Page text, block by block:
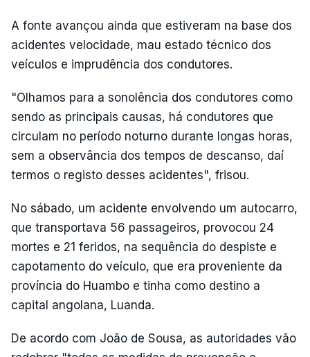
A fonte avançou ainda que estiveram na base dos
acidentes velocidade, mau estado técnico dos
veículos e imprudência dos condutores.
"Olhamos para a sonolência dos condutores como
sendo as principais causas, há condutores que
circulam no período noturno durante longas horas,
sem a observância dos tempos de descanso, daí
termos o registo desses acidentes", frisou.
No sábado, um acidente envolvendo um autocarro,
que transportava 56 passageiros, provocou 24
mortes e 21 feridos, na sequência do despiste e
capotamento do veículo, que era proveniente da
província do Huambo e tinha como destino a
capital angolana, Luanda.
De acordo com João de Sousa, as autoridades vão